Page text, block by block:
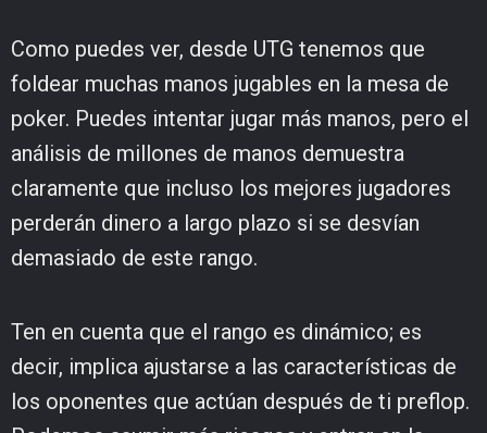
Como puedes ver, desde UTG tenemos que
foldear muchas manos jugables en la mesa de
poker. Puedes intentar jugar más manos, pero el
análisis de millones de manos demuestra
claramente que incluso los mejores jugadores
perderán dinero a largo plazo si se desvían
demasiado de este rango.
Ten en cuenta que el rango es dinámico; es
decir, implica ajustarse a las características de
los oponentes que actúan después de ti preflop.